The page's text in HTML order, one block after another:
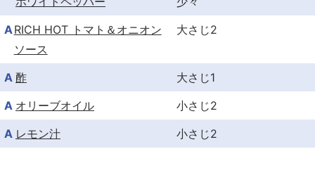
ARICH HOT トマト＆オニオン
ソース
大さじ2
A 酢
大さじ1
A オリーブオイル
小さじ2
A レモン汁 小さじ2